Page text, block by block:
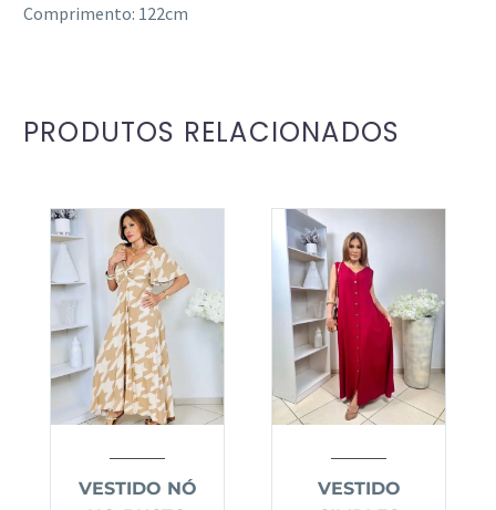
Comprimento: 122cm
PRODUTOS RELACIONADOS
VESTIDO NÓ
VESTIDO